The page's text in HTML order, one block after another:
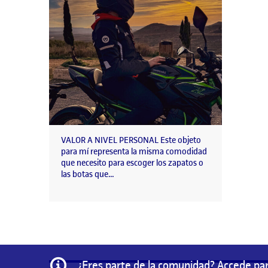
VALOR A NIVEL PERSONAL Este objeto
para mí representa la misma comodidad
que necesito para escoger los zapatos o
las botas que…
Información